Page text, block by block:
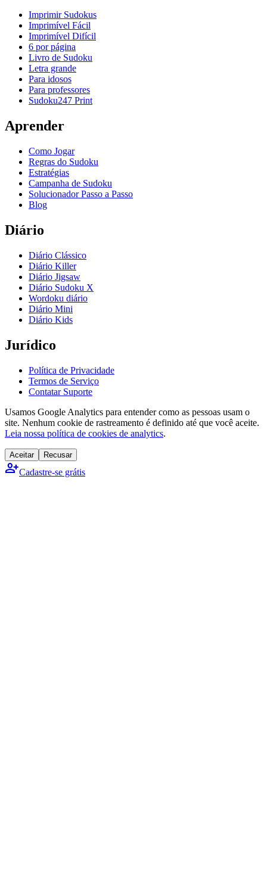
Imprimir Sudokus
Imprimível Fácil
Imprimível Difícil
6 por página
Livro de Sudoku
Letra grande
Para idosos
Para professores
Sudoku247 Print
Aprender
Como Jogar
Regras do Sudoku
Estratégias
Campanha de Sudoku
Solucionador Passo a Passo
Blog
Diário
Diário Clássico
Diário Killer
Diário Jigsaw
Diário Sudoku X
Wordoku diário
Diário Mini
Diário Kids
Jurídico
Política de Privacidade
Termos de Serviço
Contatar Suporte
Usamos Google Analytics para entender como as pessoas usam o
site. Nenhum cookie de rastreamento é definido até que você aceite.
Leia nossa política de cookies de analytics.
Aceitar Recusar
person_addCadastre-se grátis